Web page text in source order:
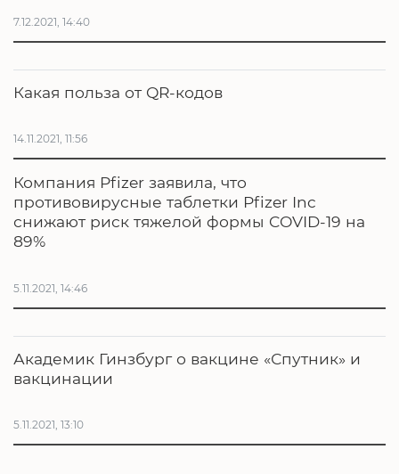
7.12.2021, 14:40
Какая польза от QR-кодов
14.11.2021, 11:56
Компания Pfizer заявила, что
противовирусные таблетки Pfizer Inc
снижают риск тяжелой формы COVID-19 на
89%
5.11.2021, 14:46
Академик Гинзбург о вакцине «Спутник» и
вакцинации
5.11.2021, 13:10